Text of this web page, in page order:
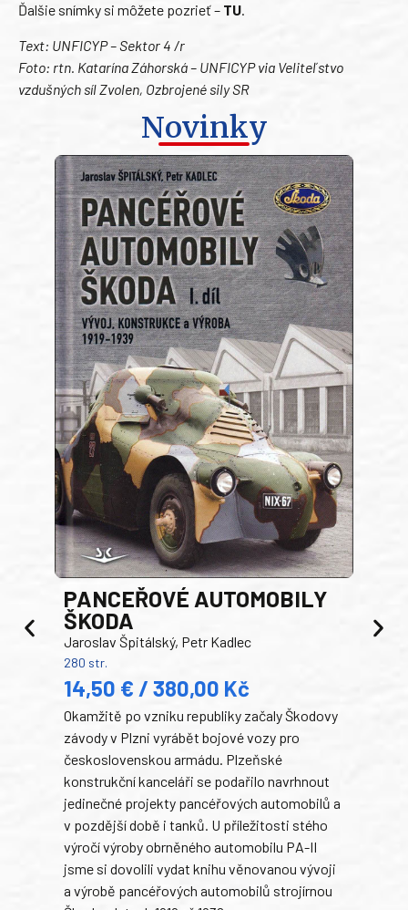
Ďalšie snímky si môžete pozrieť – TU.
Text: UNFICYP – Sektor 4 /r
Foto: rtn. Katarína Záhorská – UNFICYP via Veliteľstvo
vzdušných síl Zvolen, Ozbrojené sily SR
Novinky
PANCEŘOVÉ AUTOMOBILY
ŠKODA
Jaroslav Špitálský, Petr Kadlec
280 str.
14,50 € / 380,00 Kč
Okamžitě po vzniku republiky začaly Škodovy
závody v Plzni vyrábět bojové vozy pro
československou armádu. Plzeňské
konstrukční kanceláři se podařilo navrhnout
jedinečné projekty pancéřových automobilů a
v pozdější době i tanků. U příležitosti stého
výročí výroby obrněného automobilu PA-II
jsme si dovolili vydat knihu věnovanou vývoji
a výrobě pancéřových automobilů strojírnou